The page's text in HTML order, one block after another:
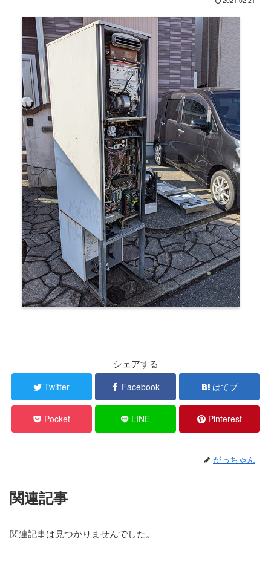
シェアする
Twitter Facebook はてブ
Pocket LINE Pinterest
がっちゃん
関連記事
関連記事は見つかりませんでした。